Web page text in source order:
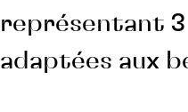
représentant 3
adaptées aux